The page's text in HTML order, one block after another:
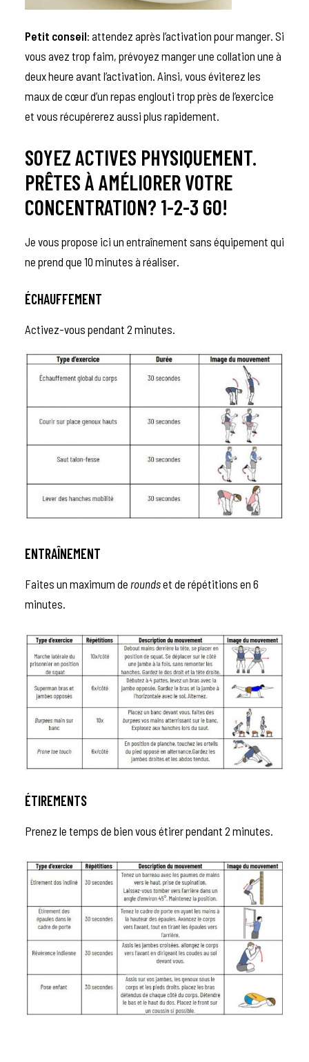
Petit conseil: attendez après l’activation pour manger. Si
vous avez trop faim, prévoyez manger une collation une à
deux heure avant l’activation. Ainsi, vous éviterez les
maux de cœur d’un repas englouti trop près de l’exercice
et vous récupérerez aussi plus rapidement.
SOYEZ ACTIVES PHYSIQUEMENT.
PRÊTES À AMÉLIORER VOTRE
CONCENTRATION? 1-2-3 GO!
Je vous propose ici un entraînement sans équipement qui
ne prend que 10 minutes à réaliser.
ÉCHAUFFEMENT
Activez-vous pendant 2 minutes.
ENTRAÎNEMENT
Faites un maximum de roundset de répétitions en 6
minutes.
ÉTIREMENTS
Prenez le temps de bien vous étirer pendant 2 minutes.